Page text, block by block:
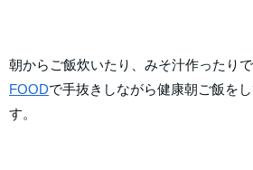
朝からご飯炊いたり、みそ汁作ったりで
FOODで手抜きしながら健康朝ご飯を
す。